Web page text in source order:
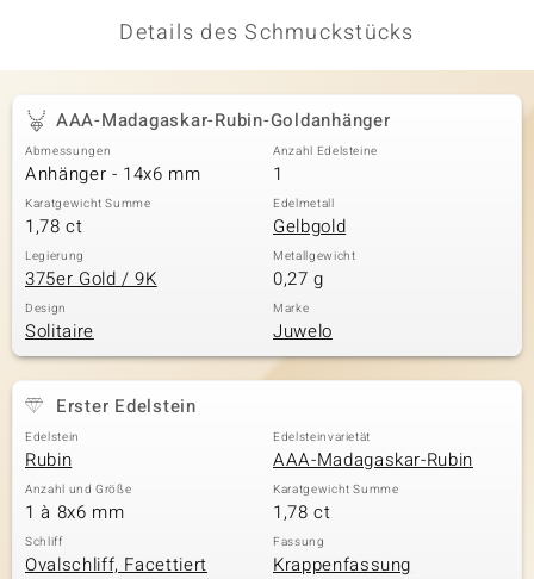
Classics
Details des Schmuckstücks
AAA-Madagaskar-Rubin-Goldanhänger
Abmessungen
Anhänger - 14x6 mm
Anzahl Edelsteine
1
Karatgewicht Summe
1,78 ct
Edelmetall
Gelbgold
Legierung
375er Gold / 9K
Metallgewicht
0,27 g
Design
Solitaire
Marke
Juwelo
Erster Edelstein
Edelstein
Rubin
Edelsteinvarietät
AAA-Madagaskar-Rubin
Anzahl und Größe
1 à 8x6 mm
Karatgewicht Summe
1,78 ct
Schliff
Ovalschliff, Facettiert
Fassung
Krappenfassung